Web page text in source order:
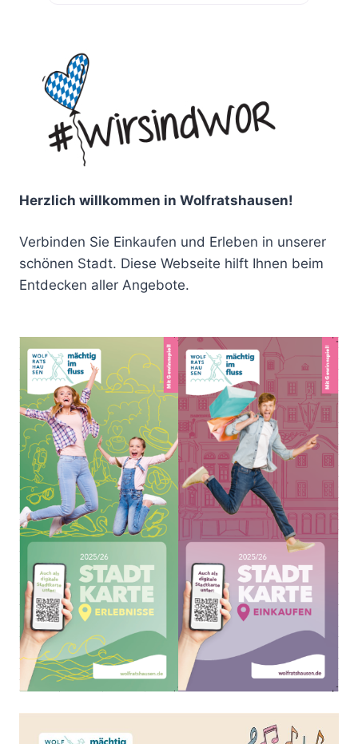
Herzlich willkommen in Wolfratshausen!
Verbinden Sie Einkaufen und Erleben in unserer
schönen Stadt. Diese Webseite hilft Ihnen beim
Entdecken aller Angebote.